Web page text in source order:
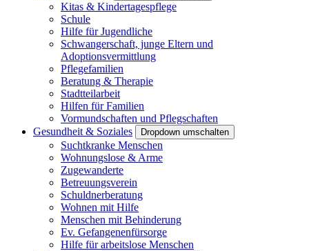
Kitas & Kindertagespflege
Schule
Hilfe für Jugendliche
Schwangerschaft, junge Eltern und
Adoptionsvermittlung
Pflegefamilien
Beratung & Therapie
Stadtteilarbeit
Hilfen für Familien
Vormundschaften und Pflegschaften
Gesundheit & Soziales
Dropdown umschalten
Suchtkranke Menschen
Wohnungslose & Arme
Zugewanderte
Betreuungsverein
Schuldnerberatung
Wohnen mit Hilfe
Menschen mit Behinderung
Ev. Gefangenenfürsorge
Hilfe für arbeitslose Menschen